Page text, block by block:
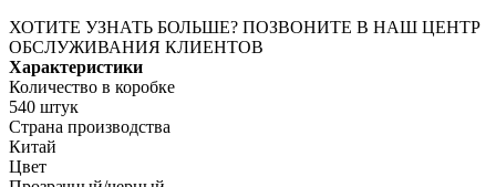
ХОТИТЕ УЗНАТЬ БОЛЬШЕ? ПОЗВОНИТЕ В НАШ ЦЕНТР
ОБСЛУЖИВАНИЯ КЛИЕНТОВ
Характеристики
Количество в коробке
540 штук
Страна производства
Китай
Цвет